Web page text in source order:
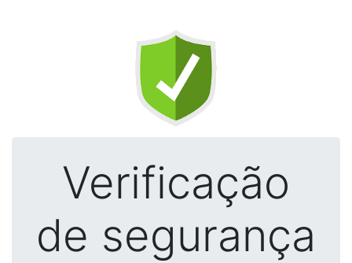
Verificação
de segurança